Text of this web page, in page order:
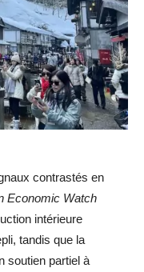
contrastés en
Economic Watch
intérieure
tandis que la
soutien partiel à